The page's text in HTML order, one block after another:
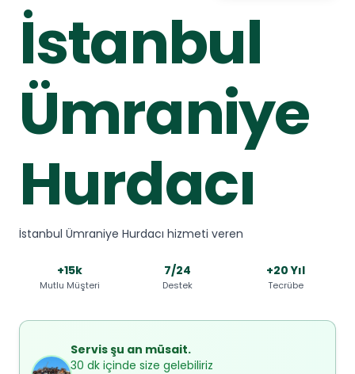
İstanbul
Ümraniye
Hurdacı
İstanbul Ümraniye Hurdacı hizmeti veren
+15k
Mutlu Müşteri
7/24
Destek
+20 Yıl
Tecrübe
Servis şu an müsait.
30 dk içinde size gelebiliriz